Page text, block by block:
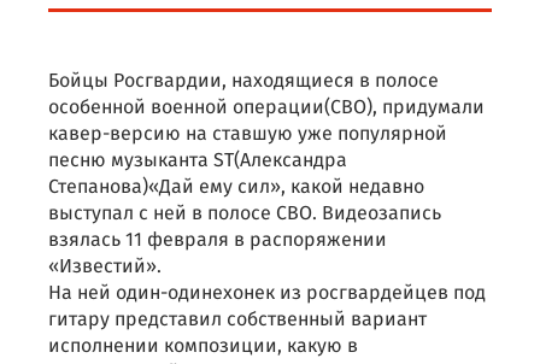
Бойцы Росгвардии, находящиеся в полосе
особенной военной операции(СВО), придумали
кавер-версию на ставшую уже популярной
песню музыканта ST(Александра
Степанова)«Дай ему сил», какой недавно
выступал с ней в полосе СВО. Видеозапись
взялась 11 февраля в распоряжении
«Известий».
На ней один-одинехонек из росгвардейцев под
гитару представил собственный вариант
исполнении композиции, какую в